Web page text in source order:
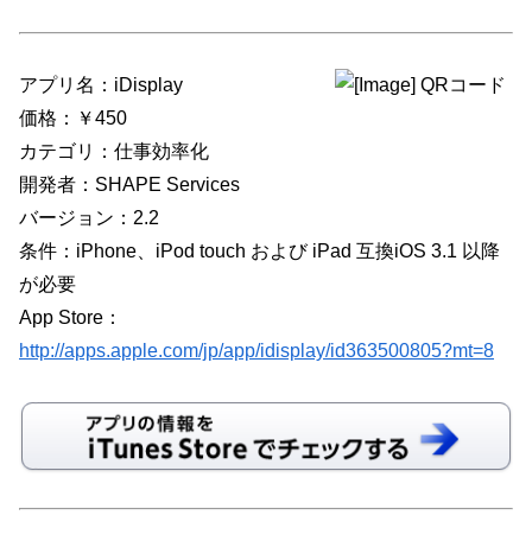
アプリ名：iDisplay
価格：￥450
カテゴリ：仕事効率化
開発者：SHAPE Services
バージョン：2.2
条件：iPhone、iPod touch および iPad 互換iOS 3.1 以降
が必要
App Store：
http://apps.apple.com/jp/app/idisplay/id363500805?mt=8